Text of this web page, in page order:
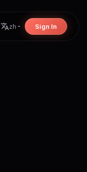
zh Sign In